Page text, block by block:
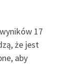
17
że jest
aby